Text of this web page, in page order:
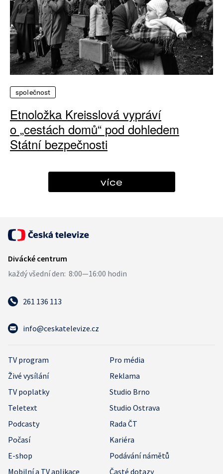
společnost
Etnoložka Kreisslová vypráví
o „cestách domů“ pod dohledem
Státní bezpečnosti
více
261 136 113
info@ceskatelevize.cz
TV program
Pro média
Živé vysílání
Reklama
TV poplatky
Studio Brno
Teletext
Studio Ostrava
Podcasty
Rada ČT
Počasí
Kariéra
E-shop
Podávání námětů
Mobilní a TV aplikace
Časté dotazy